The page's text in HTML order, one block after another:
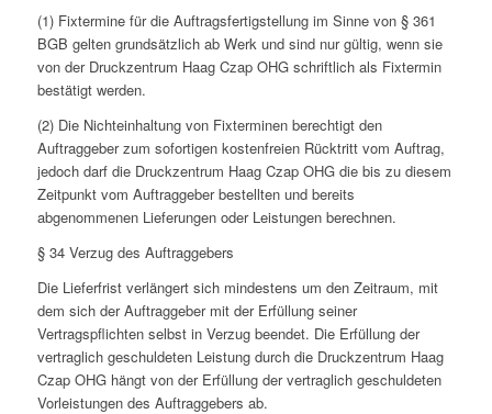
(1) Fixtermine für die Auftragsfertigstellung im Sinne von § 361
BGB gelten grundsätzlich ab Werk und sind nur gültig, wenn sie
von der Druckzentrum Haag Czap OHG schriftlich als Fixtermin
bestätigt werden.
(2) Die Nichteinhaltung von Fixterminen berechtigt den
Auftraggeber zum sofortigen kostenfreien Rücktritt vom Auftrag,
jedoch darf die Druckzentrum Haag Czap OHG die bis zu diesem
Zeitpunkt vom Auftraggeber bestellten und bereits
abgenommenen Lieferungen oder Leistungen berechnen.
§ 34 Verzug des Auftraggebers
Die Lieferfrist verlängert sich mindestens um den Zeitraum, mit
dem sich der Auftraggeber mit der Erfüllung seiner
Vertragspflichten selbst in Verzug beendet. Die Erfüllung der
vertraglich geschuldeten Leistung durch die Druckzentrum Haag
Czap OHG hängt von der Erfüllung der vertraglich geschuldeten
Vorleistungen des Auftraggebers ab.